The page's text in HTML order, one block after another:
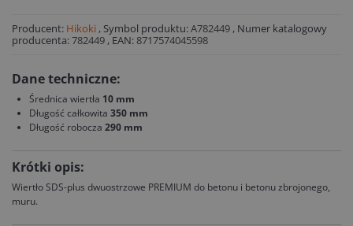
Producent: Hikoki , Symbol produktu:A782449 , Numer katalogowy
producenta:782449 , EAN:8717574045598
Dane techniczne:
Średnica wiertła 10 mm
Długość całkowita 350 mm
Długość robocza 290 mm
Krótki opis:
Wiertło SDS-plus dwuostrzowe PREMIUM do betonu i betonu zbrojonego,
muru.